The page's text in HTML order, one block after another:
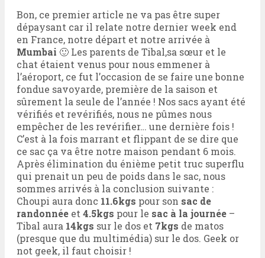
Bon, ce premier article ne va pas être super
dépaysant car il relate notre dernier week end
en France, notre départ et notre arrivée à
Mumbai 🙂 Les parents de Tibal,sa sœur et le
chat étaient venus pour nous emmener à
l’aéroport, ce fut l’occasion de se faire une bonne
fondue savoyarde, première de la saison et
sûrement la seule de l’année ! Nos sacs ayant été
vérifiés et revérifiés, nous ne pûmes nous
empêcher de les revérifier… une dernière fois !
C’est à la fois marrant et flippant de se dire que
ce sac ça va être notre maison pendant 6 mois.
Après élimination du énième petit truc superflu
qui prenait un peu de poids dans le sac, nous
sommes arrivés à la conclusion suivante :
Choupi aura donc 11.6kgs pour son sac de
randonnée et4.5kgs pour le sac à la journée –
Tibal aura 14kgs sur le dos et 7kgs de matos
(presque que du multimédia) sur le dos. Geek or
not geek, il faut choisir !